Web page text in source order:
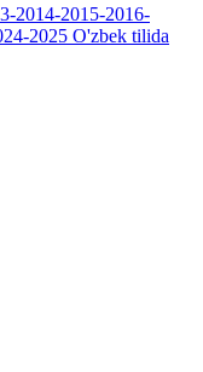
2014-2015-2016-
2025 O'zbek tilida